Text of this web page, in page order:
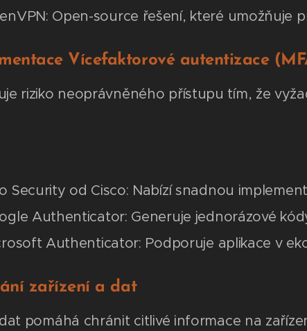
Open-source řešení, které umožňuje
Vícefaktorové autentizace
riziko neoprávněného přístupu tím, že
Security od Cisco: Nabízí snadnou
Authenticator: Generuje jednorázové
Authenticator: Podporuje aplikace v
zařízení a dat
pomáhá chránit citlivé informace na